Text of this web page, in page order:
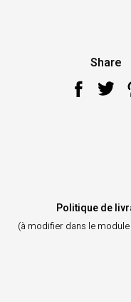
Share
Politique de
(à modifier dans le module